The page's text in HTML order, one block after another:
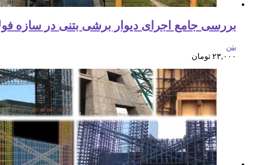
بررسی جامع اجرای دیوار برشی بتنی در سازه
بتن
۲۳,۰۰۰ تومان